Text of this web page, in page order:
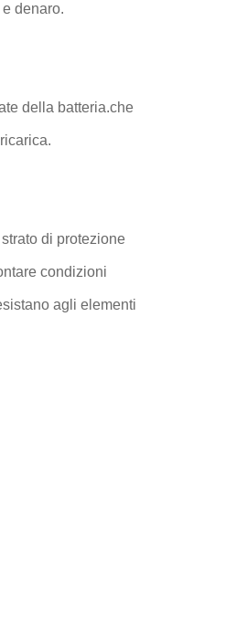
denaro.
della batteria.che
di protezione
condizioni
agli elementi